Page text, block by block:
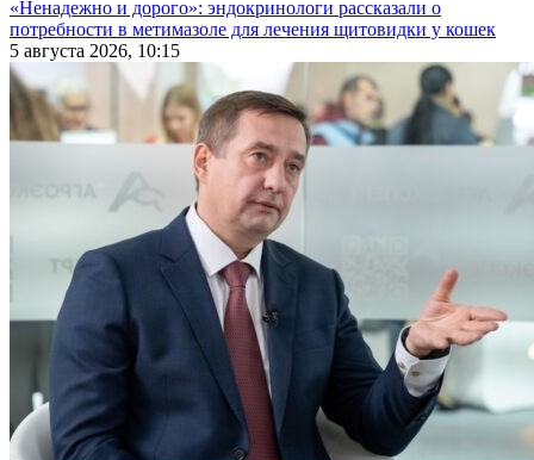
«Ненадежно и дорого»: эндокринологи рассказали о
потребности в метимазоле для лечения щитовидки у кошек
5 августа 2026, 10:15